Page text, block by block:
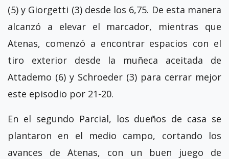
(5) y Giorgetti (3) desde los 6,75. De esta manera
alcanzó a elevar el marcador, mientras que
Atenas, comenzó a encontrar espacios con el
tiro exterior desde la muñeca aceitada de
Attademo (6) y Schroeder (3) para cerrar mejor
este episodio por 21-20.
En el segundo Parcial, los dueños de casa se
plantaron en el medio campo, cortando los
avances de Atenas, con un buen juego de